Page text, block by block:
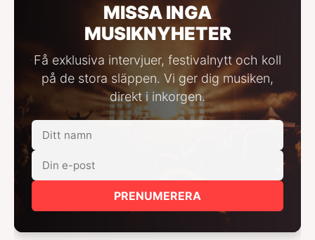
MISSA INGA
MUSIKNYHETER
Få exklusiva intervjuer, festivalnytt och koll
på de stora släppen. Vi ger dig musiken,
direkt i inkorgen.
PRENUMERERA